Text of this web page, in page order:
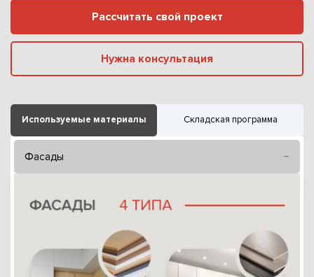
Рассчитать свой проект
Нужна консультация
Используемые материалы Складская программа
Фасады